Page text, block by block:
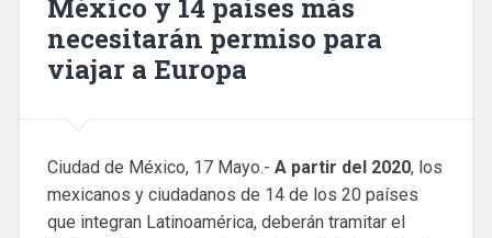
México y 14 países más
necesitarán permiso para
viajar a Europa
Ciudad de México, 17 Mayo.- A partir del 2020, los
mexicanos y ciudadanos de 14 de los 20 países
que integran Latinoamérica, deberán tramitar el